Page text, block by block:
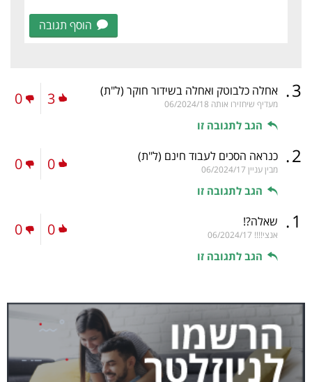
הוסף תגובה
3
. אחלה כלבוטק ואחלה בשידור חוקר (ל"ת)
מעדיף שיחזירו אותה 06/2024/18
הגב לתגובה זו
3
0
2
. כנראה הסכים לעבוד חינם (ל"ת)
מבין עניין 06/2024/17
הגב לתגובה זו
0
0
1
. שאלה?!
אנצי!!!! 06/2024/17
הגב לתגובה זו
0
0